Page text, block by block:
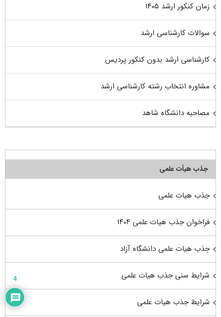
زمان کنکور ارشد ۱۴۰۵
سوالات کارشناسی ارشد
کارشناسی ارشد بدون کنکور پردیس
مشاوره انتخاب رشته کارشناسی ارشد
مصاحبه دانشگاه شاهد
جذب هیأت علمی
جذب هیات علمی
فراخوان جذب هیات علمی ۱۴۰۴
جذب هیات علمی دانشگاه آزاد
شرایط سنی جذب هیات علمی
شرایط جذب هیات علمی
4